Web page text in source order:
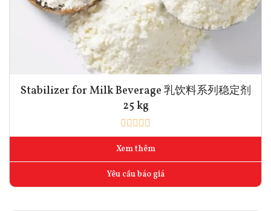
Stabilizer for Milk Beverage 乳饮料系列稳定剂
25 kg
Xem thêm
Yêu cầu báo giá